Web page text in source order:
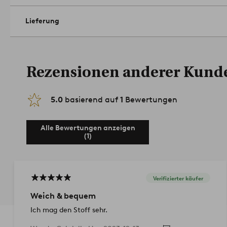
Lieferung
Rezensionen anderer
5.0 basierend auf 1 Bewertungen
Alle Bewertungen anzeigen
(1)
Verifizierter käufer
Weich & bequem
Ich mag den Stoff sehr.